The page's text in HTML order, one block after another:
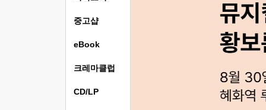
중고샵
eBook
크레마클럽
CD/LP